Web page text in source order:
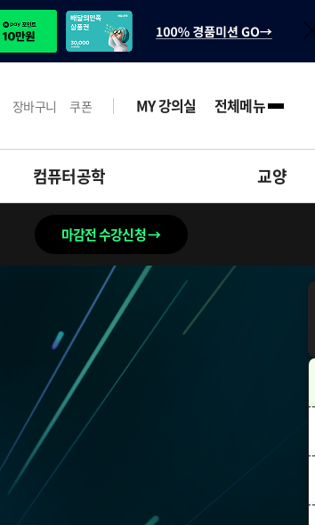
장바구니 쿠폰 MY 강의실 전체메뉴
컴퓨터공학 교양
마감전 수강신청 →